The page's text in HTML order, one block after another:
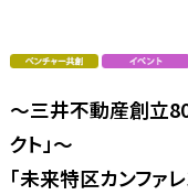
～三井不動産創立
クト」～
「未来特区カンファ